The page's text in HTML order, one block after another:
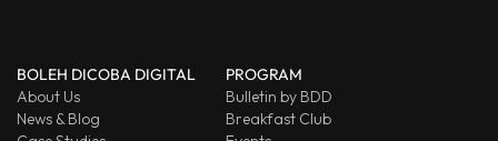
BOLEH DICOBA DIGITAL
About Us
News & Blog
PROGRAM
Bulletin by BDD
Breakfast Club